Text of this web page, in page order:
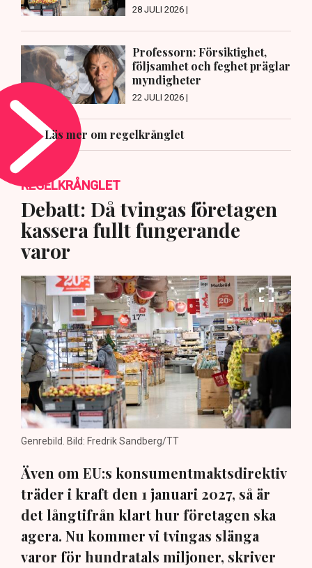
28 JULI 2026 |
Professorn: Försiktighet,
följsamhet och feghet präglar
myndigheter
22 JULI 2026 |
Läs mer om regelkrånglet
REGELKRÅNGLET
Debatt: Då tvingas företagen
kassera fullt fungerande
varor
Genrebild. Bild: Fredrik Sandberg/TT
Även om EU:s konsumentmaktsdirektiv
träder i kraft den 1 januari 2027, så är
det långtifrån klart hur företagen ska
agera. Nu kommer vi tvingas slänga
varor för hundratals miljoner, skriver